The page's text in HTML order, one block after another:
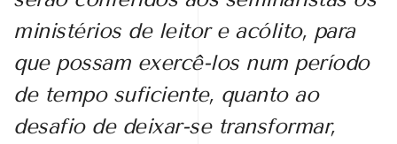
ministérios de leitor e acólito, para
que possam exercê-los num período
de tempo suficiente, quanto ao
desafio de deixar-se transformar,